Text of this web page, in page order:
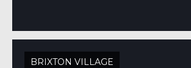
BRIXTON VILLAGE